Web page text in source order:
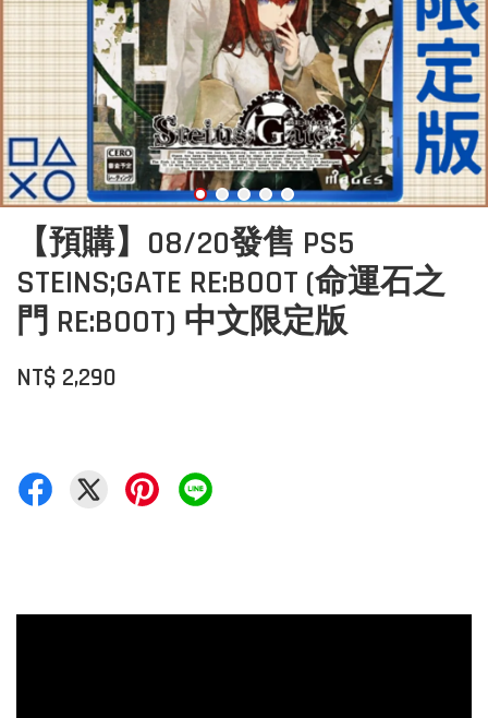
【預購】08/20發售 PS5
STEINS;GATE RE:BOOT (命運石之
門 RE:BOOT) 中文限定版
NT$ 2,290